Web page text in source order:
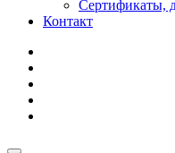
Сертификаты,
Контакт